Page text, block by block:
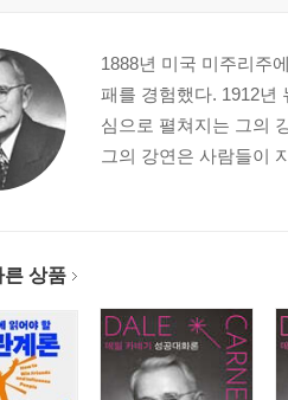
을 상하게 하는 일 없이 상대를 변
만 한다면, 이것부터 시작하라
움 받지 않는 방법
먼저 이야기 하라
좋아하는 사람은 없다
이름을 지어주어라
바를 사람들이 기쁜 마음으로 하
을 낳은 편지들
1888년 미국 미주리주
패를 경험했다. 1912년
심으로 펼쳐지는 그의
그의 강연은 사람들이
른 상품